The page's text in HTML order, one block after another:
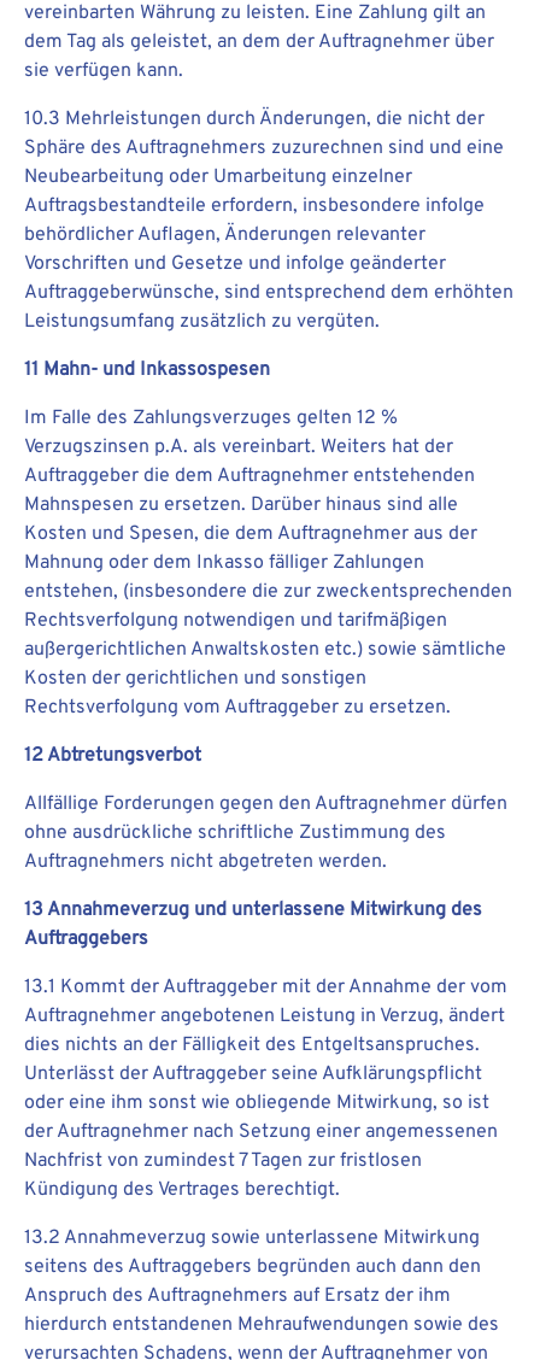
vereinbarten Währung zu leisten. Eine Zahlung gilt an
dem Tag als geleistet, an dem der Auftragnehmer über
sie verfügen kann.
10.3 Mehrleistungen durch Änderungen, die nicht der
Sphäre des Auftragnehmers zuzurechnen sind und eine
Neubearbeitung oder Umarbeitung einzelner
Auftragsbestandteile erfordern, insbesondere infolge
behördlicher Auflagen, Änderungen relevanter
Vorschriften und Gesetze und infolge geänderter
Auftraggeberwünsche, sind entsprechend dem erhöhten
Leistungsumfang zusätzlich zu vergüten.
11 Mahn- und Inkassospesen
Im Falle des Zahlungsverzuges gelten 12 %
Verzugszinsen p.A. als vereinbart. Weiters hat der
Auftraggeber die dem Auftragnehmer entstehenden
Mahnspesen zu ersetzen. Darüber hinaus sind alle
Kosten und Spesen, die dem Auftragnehmer aus der
Mahnung oder dem Inkasso fälliger Zahlungen
entstehen, (insbesondere die zur zweckentsprechenden
Rechtsverfolgung notwendigen und tarifmäßigen
außergerichtlichen Anwaltskosten etc.) sowie sämtliche
Kosten der gerichtlichen und sonstigen
Rechtsverfolgung vom Auftraggeber zu ersetzen.
12 Abtretungsverbot
Allfällige Forderungen gegen den Auftragnehmer dürfen
ohne ausdrückliche schriftliche Zustimmung des
Auftragnehmers nicht abgetreten werden.
13 Annahmeverzug und unterlassene Mitwirkung des
Auftraggebers
13.1 Kommt der Auftraggeber mit der Annahme der vom
Auftragnehmer angebotenen Leistung in Verzug, ändert
dies nichts an der Fälligkeit des Entgeltsanspruches.
Unterlässt der Auftraggeber seine Aufklärungspflicht
oder eine ihm sonst wie obliegende Mitwirkung, so ist
der Auftragnehmer nach Setzung einer angemessenen
Nachfrist von zumindest 7 Tagen zur fristlosen
Kündigung des Vertrages berechtigt.
13.2 Annahmeverzug sowie unterlassene Mitwirkung
seitens des Auftraggebers begründen auch dann den
Anspruch des Auftragnehmers auf Ersatz der ihm
hierdurch entstandenen Mehraufwendungen sowie des
verursachten Schadens, wenn der Auftragnehmer von